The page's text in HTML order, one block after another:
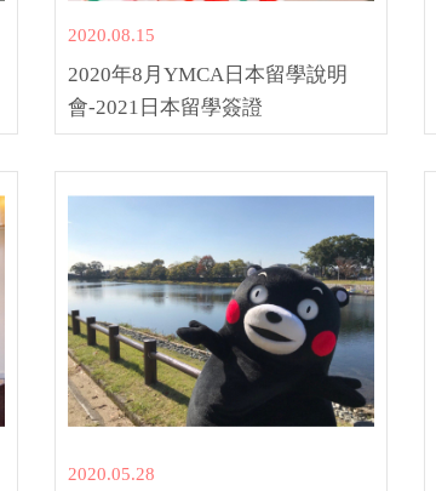
2020.08.15
2020年8月YMCA日本留學說明
會-2021日本留學簽證
2020.05.28